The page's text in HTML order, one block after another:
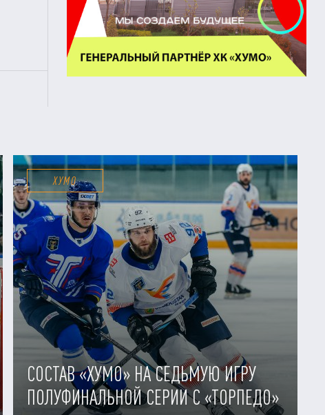
ХУМО
СОСТАВ «ХУМО» НА СЕДЬМУЮ ИГРУ
ПОЛУФИНАЛЬНОЙ СЕРИИ С «ТОРПЕДО»